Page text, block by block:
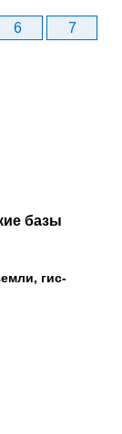
6
7
базы
гис-